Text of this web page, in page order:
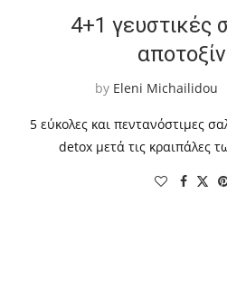
4+1 γευστικές
by Eleni Michailidou
5 εύκολες και πεντανόστιμες
detox μετά τις κραιπάλες